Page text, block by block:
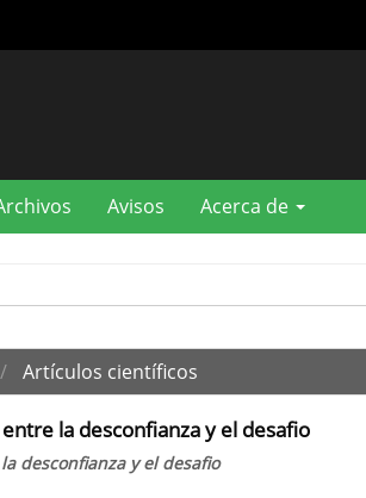
Avisos Acerca de
Artículos científicos
la desconfianza y el desafio
desconfianza y el desafio